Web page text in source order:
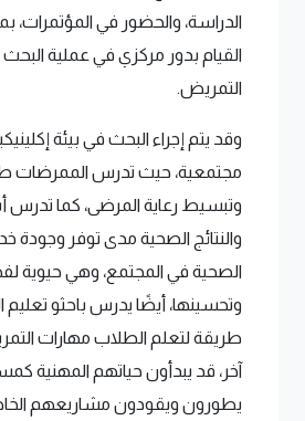
الدراسة، والحضور في المؤتمرات،
القيام بدور مركزي في عملية
التمريض.
وقد يتم إجراء البحث في بيئة
مجتمعية، حيث تدرس الممرضات
وتبسيط رعاية المرضى، كما تدرس
والنتائج الصحية مدى توفر وجودة
الصحية في المجتمع، وهي حيوية
وتحسينها، أيضًا يدرس باحثو
طريقة لتعلم الطلاب مهارات
آخر، قد يبدأون حياتهم المهنية
يطورون ويقودون مشاريعهم